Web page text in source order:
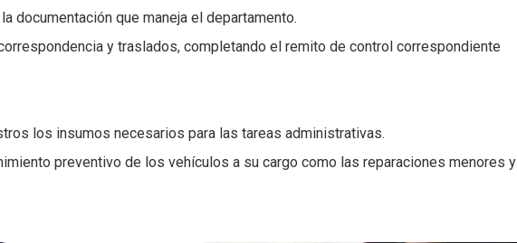
documentación que maneja el departamento.
y traslados, completando el remito de control correspondiente
los insumos necesarios para las tareas administrativas.
preventivo de los vehículos a su cargo como las reparaciones menores y